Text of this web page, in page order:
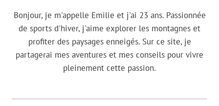
Bonjour, je m'appelle Emilie et j'ai 23 ans. Passionnée
de sports d'hiver, j'aime explorer les montagnes et
profiter des paysages enneigés. Sur ce site, je
partagerai mes aventures et mes conseils pour vivre
pleinement cette passion.